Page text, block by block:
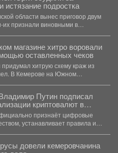
истязание подростка
области вынес приговор двум
признали виновными в
магазине хитро воровали
оставленных чеков
хитрую схему краж из
Путин подписал
криптовалют в
признаёт цифровые
устанавливает правила их
довели кемеровчанина